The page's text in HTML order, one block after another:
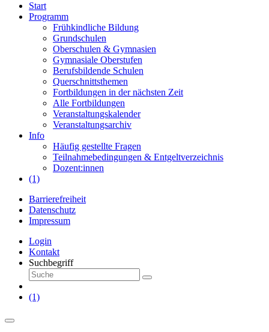
Start
Programm
Frühkindliche Bildung
Grundschulen
Oberschulen & Gymnasien
Gymnasiale Oberstufen
Berufsbildende Schulen
Querschnittsthemen
Fortbildungen in der nächsten Zeit
Alle Fortbildungen
Veranstaltungskalender
Veranstaltungsarchiv
Info
Häufig gestellte Fragen
Teilnahmebedingungen & Entgeltverzeichnis
Dozent:innen
(1)
Barrierefreiheit
Datenschutz
Impressum
Login
Kontakt
Suchbegriff
(1)